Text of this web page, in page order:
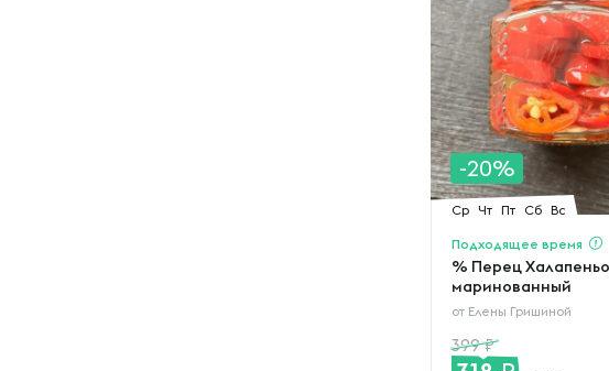
-20%
Ср Чт Пт Сб Вс
Подходящее время
% Перец
маринованный
от Елены Гришиной
399